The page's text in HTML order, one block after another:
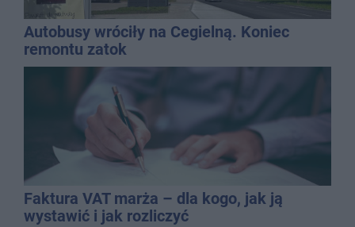
Autobusy wróciły na Cegielną. Koniec
remontu zatok
Faktura VAT marża – dla kogo, jak ją
wystawić i jak rozliczyć